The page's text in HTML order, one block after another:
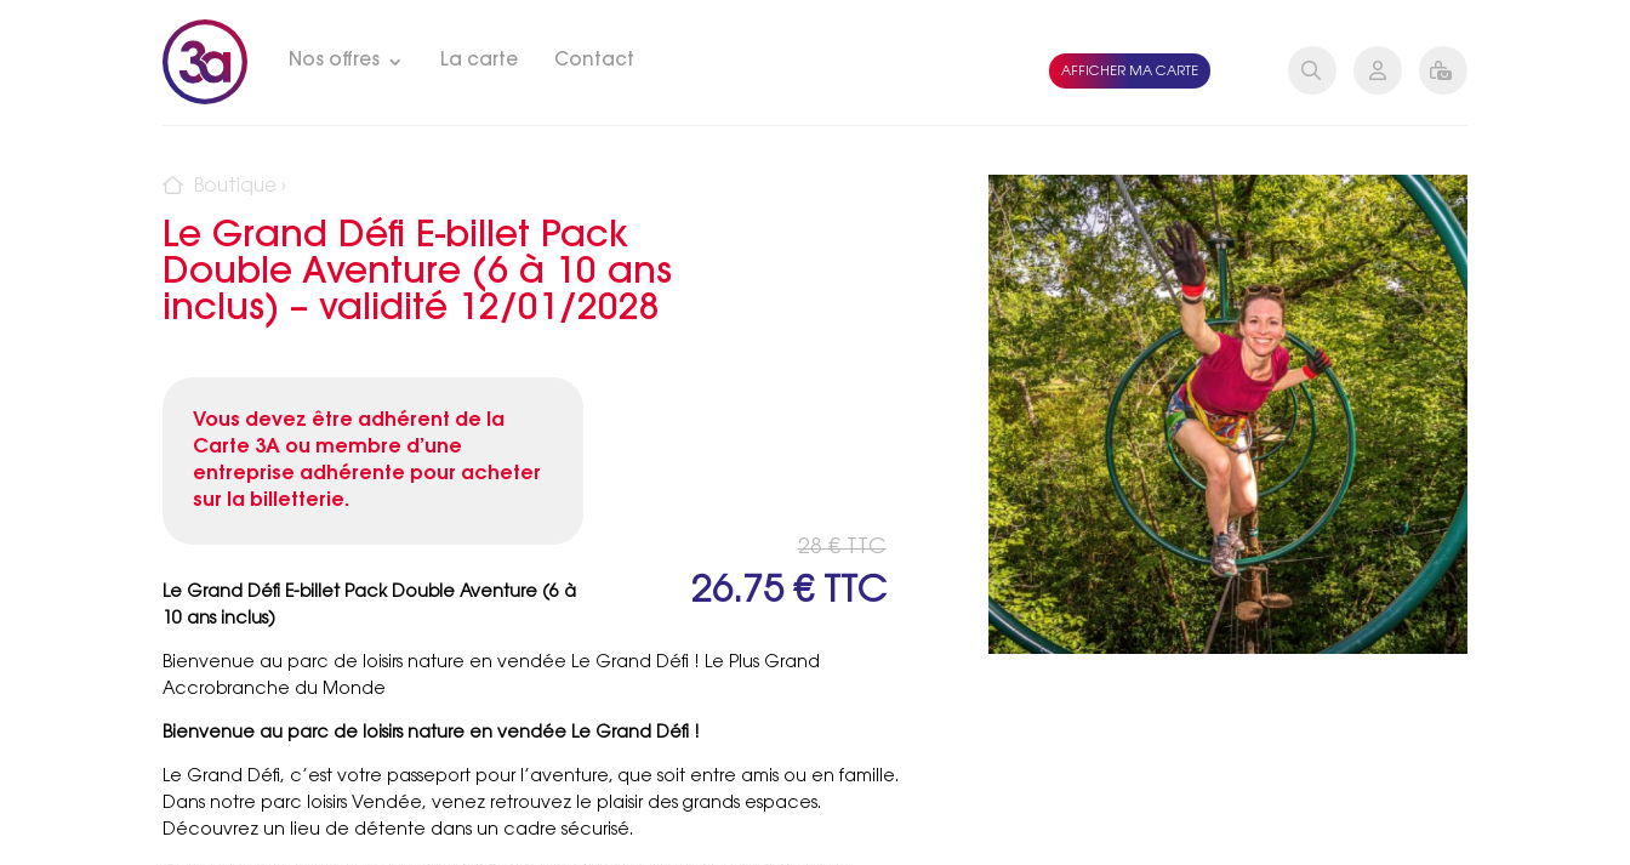
Nos offres La carte Contact
AFFICHER MA CARTE
Boutique ›
Le Grand Défi E-billet Pack
Double Aventure (6 à 10 ans
inclus) – validité 12/01/2028
28 € TTC
26.75 € TTC
Vous devez être adhérent de la
Carte 3A ou membre d’une
entreprise adhérente pour acheter
sur la billetterie.
Le Grand Défi E-billet Pack Double Aventure (6 à
10 ans inclus)
Bienvenue au parc de loisirs nature en vendée Le Grand Défi ! Le Plus Grand
Accrobranche du Monde
Bienvenue au parc de loisirs nature en vendée Le Grand Défi !
Le Grand Défi, c’est votre passeport pour l’aventure, que soit entre amis ou en famille.
Dans notre parc loisirs Vendée, venez retrouvez le plaisir des grands espaces.
Découvrez un lieu de détente dans un cadre sécurisé.